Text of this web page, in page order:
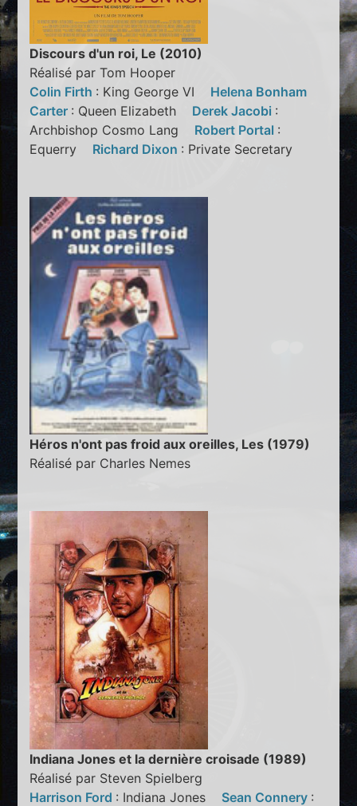
Discours d'un roi, Le (2010)
Réalisé par Tom Hooper
Colin Firth : King George VI Helena Bonham
Carter : Queen Elizabeth Derek Jacobi :
Archbishop Cosmo Lang Robert Portal :
Equerry Richard Dixon : Private Secretary
Héros n'ont pas froid aux oreilles, Les (1979)
Réalisé par Charles Nemes
Indiana Jones et la dernière croisade (1989)
Réalisé par Steven Spielberg
Harrison Ford : Indiana Jones Sean Connery :